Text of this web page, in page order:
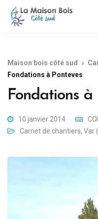
Maison bois côté sud
Fondations à Ponteves
Fondations à
10 janvier 2014
Carnet de chantiers, Var